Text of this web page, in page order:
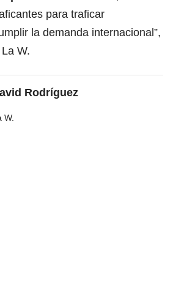
para traficar
la demanda internacional”,
W.
Rodríguez
W.